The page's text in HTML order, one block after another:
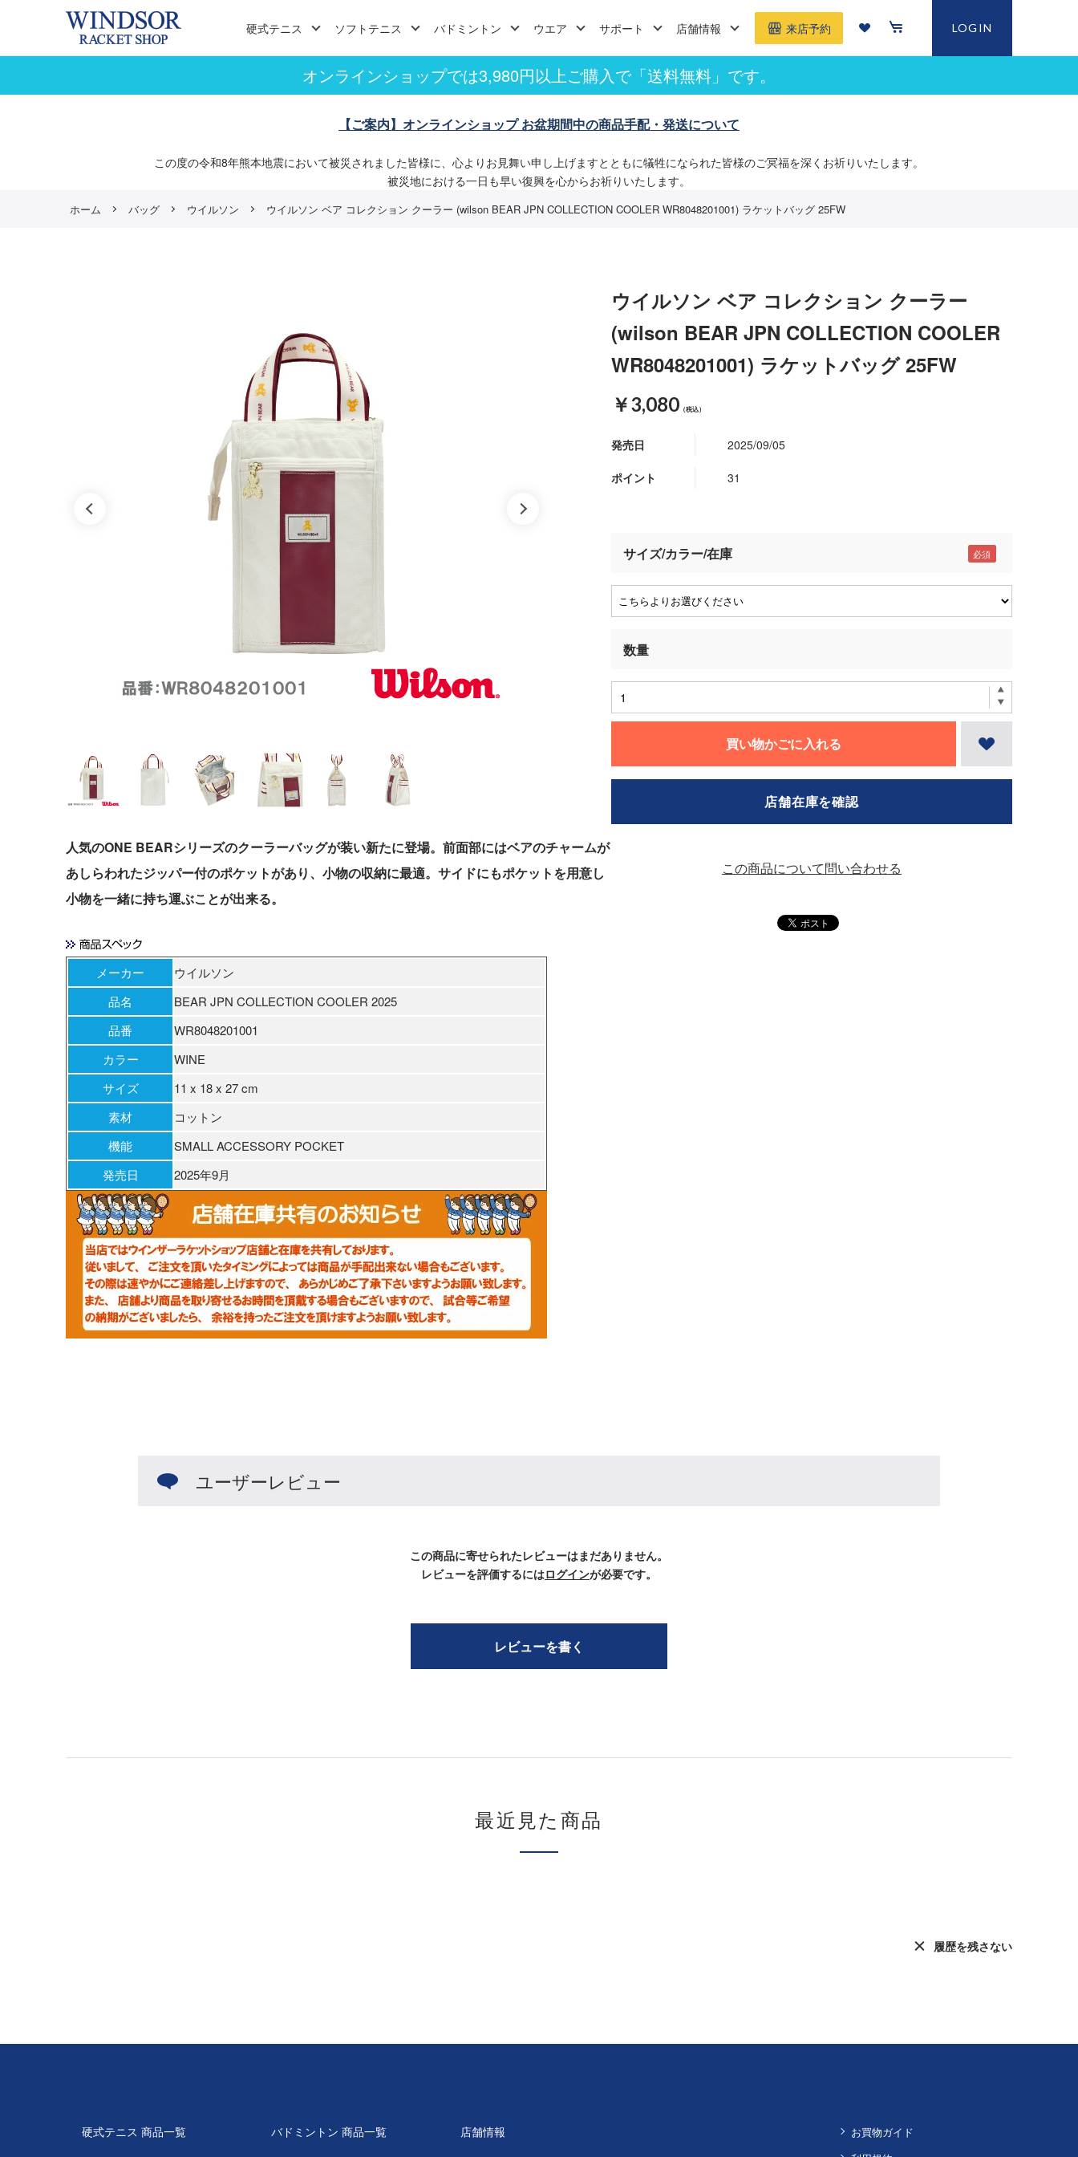
硬式テニス ソフトテニス バドミントン ウエア サポート 店舗情報 来店予約 LOGIN
オンラインショップでは3,980円以上ご購入で「送料無料」です。
【ご案内】オンラインショップ お盆期間中の商品手配・発送について
この度の令和8年熊本地震において被災されました皆様に、心よりお見舞い申し上げますとともに犠牲になられた皆様のご冥福を深くお祈りいたします。
被災地における一日も早い復興を心からお祈りいたします。
ホーム バッグ ウイルソン ウイルソン ベア コレクション クーラー (wilson BEAR JPN COLLECTION COOLER WR8048201001) ラケットバッグ 25FW
人気のONE BEARシリーズのクーラーバッグが装い新たに登場。前面部にはベアのチャームが
あしらわれたジッパー付のポケットがあり、小物の収納に最適。サイドにもポケットを用意し
小物を一緒に持ち運ぶことが出来る。
メーカー
ウイルソン
品名
BEAR JPN COLLECTION COOLER 2025
品番
WR8048201001
カラー
WINE
サイズ
11 x 18 x 27 cm
素材
コットン
機能
SMALL ACCESSORY POCKET
発売日
2025年9月
ウイルソン ベア コレクション クーラー
(wilson BEAR JPN COLLECTION COOLER
WR8048201001) ラケットバッグ 25FW
￥3,080 （税込）
発売日 2025/09/05
ポイント 31
サイズ/カラー/在庫
買い物かごに入れる
この商品について問い合わせる
店舗在庫を確認
ユーザーレビュー
この商品に寄せられたレビューはまだありません。
レビューを評価するにはログインが必要です。
レビューを書く
最近見た商品
履歴を残さない
硬式テニス 商品一覧 バドミントン 商品一覧 店舗情報
お買物ガイド